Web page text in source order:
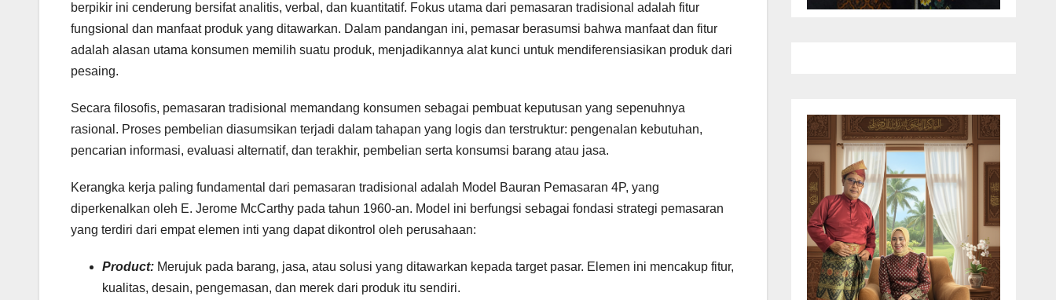
berpikir ini cenderung bersifat analitis, verbal, dan kuantitatif. Fokus utama dari pemasaran tradisional adalah fitur
fungsional dan manfaat produk yang ditawarkan. Dalam pandangan ini, pemasar berasumsi bahwa manfaat dan fitur
adalah alasan utama konsumen memilih suatu produk, menjadikannya alat kunci untuk mendiferensiasikan produk dari
pesaing.
Secara filosofis, pemasaran tradisional memandang konsumen sebagai pembuat keputusan yang sepenuhnya
rasional. Proses pembelian diasumsikan terjadi dalam tahapan yang logis dan terstruktur: pengenalan kebutuhan,
pencarian informasi, evaluasi alternatif, dan terakhir, pembelian serta konsumsi barang atau jasa.
Kerangka kerja paling fundamental dari pemasaran tradisional adalah Model Bauran Pemasaran 4P, yang
diperkenalkan oleh E. Jerome McCarthy pada tahun 1960-an. Model ini berfungsi sebagai fondasi strategi pemasaran
yang terdiri dari empat elemen inti yang dapat dikontrol oleh perusahaan:
Product: Merujuk pada barang, jasa, atau solusi yang ditawarkan kepada target pasar. Elemen ini mencakup fitur,
kualitas, desain, pengemasan, dan merek dari produk itu sendiri.